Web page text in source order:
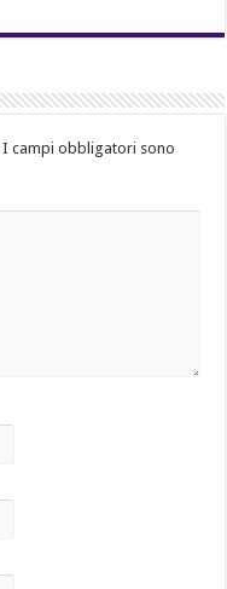
I campi obbligatori sono